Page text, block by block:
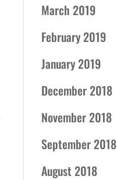
March 2019
February 2019
January 2019
December 2018
November 2018
September 2018
August 2018